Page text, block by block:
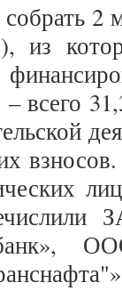
2
из
– всего
банк»,